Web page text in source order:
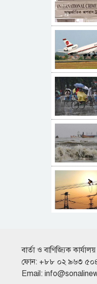
বার্তা ও বাণিজ্যিক
ফোন: +৮৮ ০২ ৯৬৩
Email: